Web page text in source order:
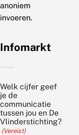
anoniem
invoeren.
Infomarkt
Welk cijfer geef
je de
communicatie
tussen jou en De
Vlinderstichting?
(Vereist)